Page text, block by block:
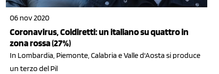
06 nov 2020
Coronavirus, Coldiretti: un italiano su quattro in
zona rossa (27%)
In Lombardia, Piemonte, Calabria e Valle d'Aosta si produce
un terzo del Pil